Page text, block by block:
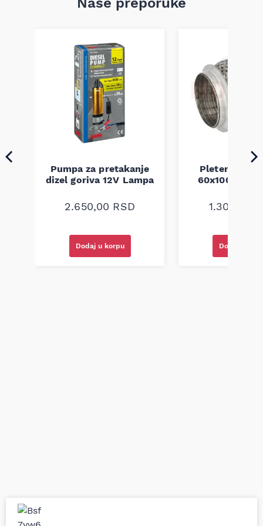
Pumpa za pretakanje
dizel goriva 12V Lampa
2.650,00 RSD
Dodaj u korpu
Pletenica
60x100
1.300,00
Dodaj u